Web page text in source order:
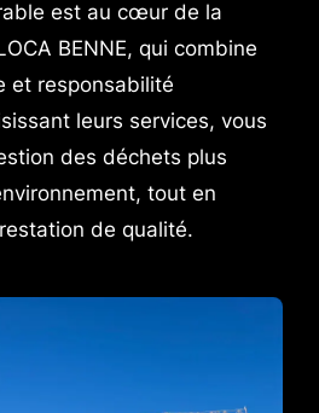
est au cœur de la
BENNE, qui combine
et responsabilité
leurs services, vous
des déchets plus
tout en
de qualité.